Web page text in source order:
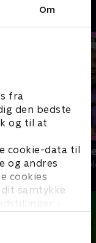
Om
fra
den bedste
og til at
cookie-data til
og andres
cookies
samtykke
i
Mit nye
Børne-